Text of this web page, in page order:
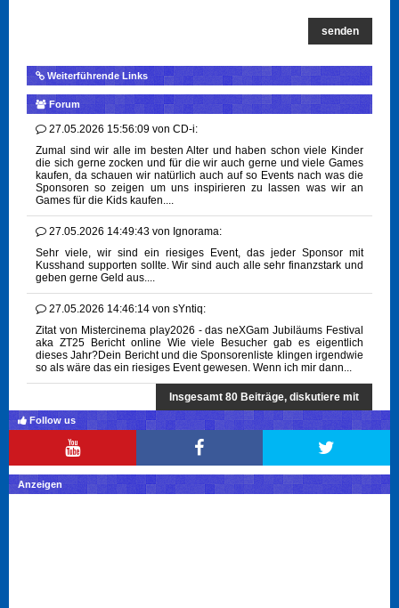
senden
Weiterführende Links
Forum
27.05.2026 15:56:09 von CD-i:
Zumal sind wir alle im besten Alter und haben schon viele Kinder
die sich gerne zocken und für die wir auch gerne und viele Games
kaufen, da schauen wir natürlich auch auf so Events nach was die
Sponsoren so zeigen um uns inspirieren zu lassen was wir an
Games für die Kids kaufen....
27.05.2026 14:49:43 von Ignorama:
Sehr viele, wir sind ein riesiges Event, das jeder Sponsor mit
Kusshand supporten sollte. Wir sind auch alle sehr finanzstark und
geben gerne Geld aus....
27.05.2026 14:46:14 von sYntiq:
Zitat von Mistercinema play2026 - das neXGam Jubiläums Festival
aka ZT25 Bericht online Wie viele Besucher gab es eigentlich
dieses Jahr?Dein Bericht und die Sponsorenliste klingen irgendwie
so als wäre das ein riesiges Event gewesen. Wenn ich mir dann...
Insgesamt 80 Beiträge, diskutiere mit
Follow us
Anzeigen